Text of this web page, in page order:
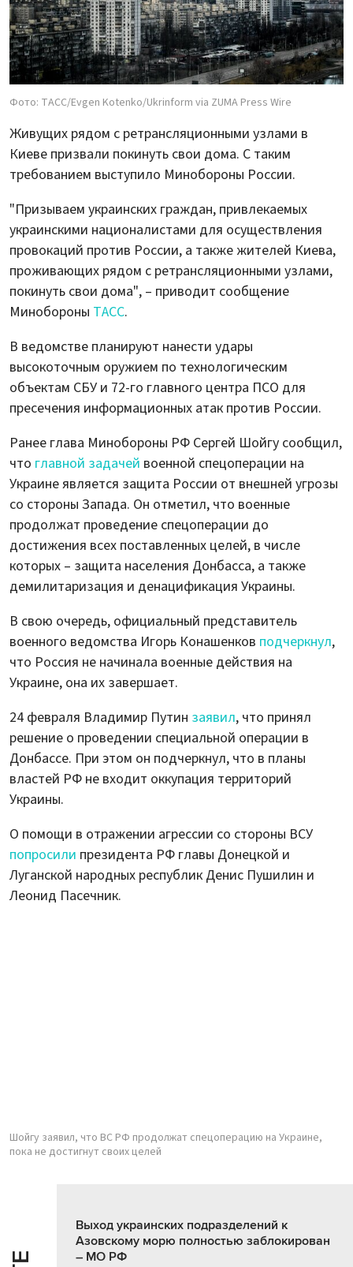
Фото: ТАСС/Evgen Kotenko/Ukrinform via ZUMA Press Wire
Живущих рядом с ретрансляционными узлами в
Киеве призвали покинуть свои дома. С таким
требованием выступило Минобороны России.
"Призываем украинских граждан, привлекаемых
украинскими националистами для осуществления
провокаций против России, а также жителей Киева,
проживающих рядом с ретрансляционными узлами,
покинуть свои дома", – приводит сообщение
Минобороны ТАСС.
В ведомстве планируют нанести удары
высокоточным оружием по технологическим
объектам СБУ и 72-го главного центра ПСО для
пресечения информационных атак против России.
Ранее глава Минобороны РФ Сергей Шойгу сообщил,
что главной задачей военной спецоперации на
Украине является защита России от внешней угрозы
со стороны Запада. Он отметил, что военные
продолжат проведение спецоперации до
достижения всех поставленных целей, в числе
которых – защита населения Донбасса, а также
демилитаризация и денацификация Украины.
В свою очередь, официальный представитель
военного ведомства Игорь Конашенков подчеркнул,
что Россия не начинала военные действия на
Украине, она их завершает.
24 февраля Владимир Путин заявил, что принял
решение о проведении специальной операции в
Донбассе. При этом он подчеркнул, что в планы
властей РФ не входит оккупация территорий
Украины.
О помощи в отражении агрессии со стороны ВСУ
попросили президента РФ главы Донецкой и
Луганской народных республик Денис Пушилин и
Леонид Пасечник.
Шойгу заявил, что ВС РФ продолжат спецоперацию на Украине,
пока не достигнут своих целей
Выход украинских подразделений к
Азовскому морю полностью заблокирован
– МО РФ